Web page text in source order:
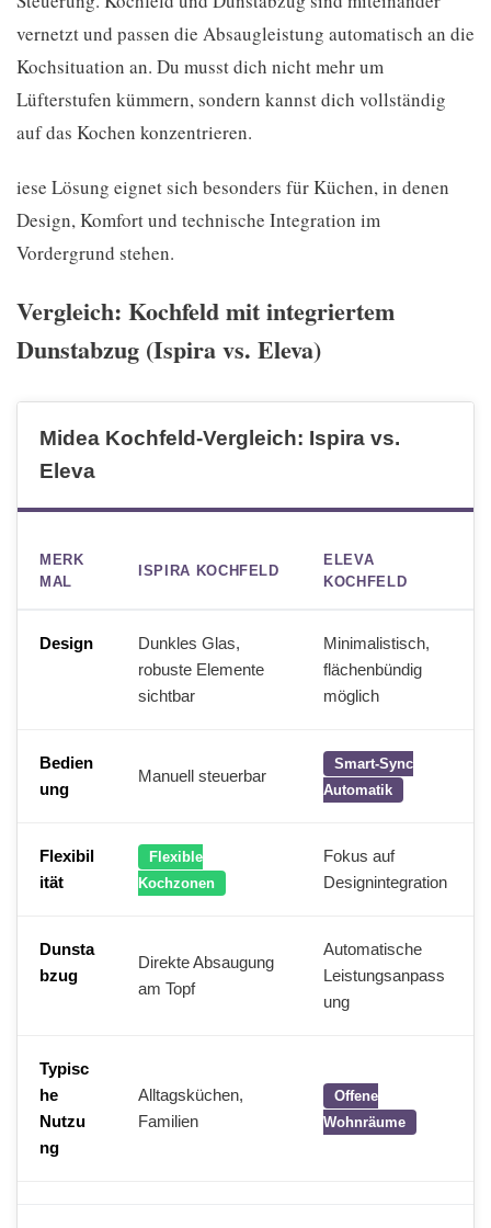
vernetzt und passen die Absaugleistung automatisch an die
Kochsituation an. Du musst dich nicht mehr um
Lüfterstufen kümmern, sondern kannst dich vollständig
auf das Kochen konzentrieren.
iese Lösung eignet sich besonders für Küchen, in denen
Design, Komfort und technische Integration im
Vordergrund stehen.
Vergleich: Kochfeld mit integriertem
Dunstabzug (Ispira vs. Eleva)
Midea Kochfeld-Vergleich: Ispira vs.
Eleva
MERK
MAL
ISPIRA KOCHFELD
ELEVA
KOCHFELD
Design
Dunkles Glas,
robuste Elemente
sichtbar
Minimalistisch,
flächenbündig
möglich
Bedien
ung
Manuell steuerbar
Smart-Sync
Automatik
Flexibil
ität
Flexible
Kochzonen
Fokus auf
Designintegration
Dunsta
bzug
Direkte Absaugung
am Topf
Automatische
Leistungsanpass
ung
Typisc
he
Nutzu
ng
Alltagsküchen,
Familien
Offene
Wohnräume